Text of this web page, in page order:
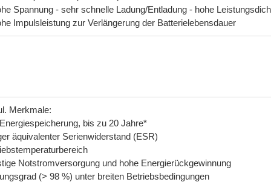
Spannung - sehr schnelle Ladung/Entladung - hohe
Impulsleistung zur Verlängerung der Batterielebensdauer
Merkmale:
bis zu 20 Jahre*
äquivalenter Serienwiderstand (ESR)
Notstromversorgung und hohe Energierückgewinnung
(> 98 %) unter breiten Betriebsbedingungen